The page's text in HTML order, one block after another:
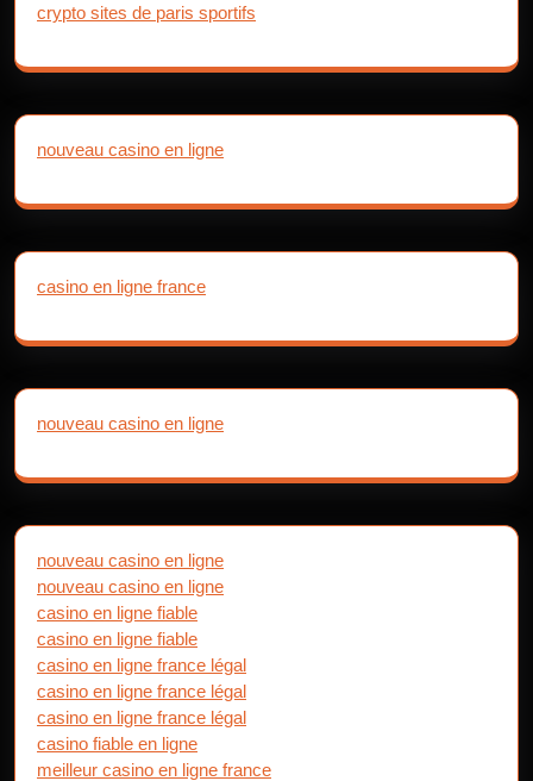
crypto sites de paris sportifs
nouveau casino en ligne
casino en ligne france
nouveau casino en ligne
nouveau casino en ligne
nouveau casino en ligne
casino en ligne fiable
casino en ligne fiable
casino en ligne france légal
casino en ligne france légal
casino en ligne france légal
casino fiable en ligne
meilleur casino en ligne france